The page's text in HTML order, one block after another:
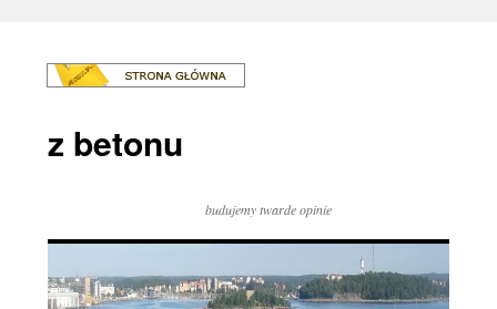
z betonu
budujemy twarde opinie